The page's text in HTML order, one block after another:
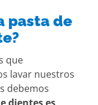
pasta de
que
lavar nuestros
debemos